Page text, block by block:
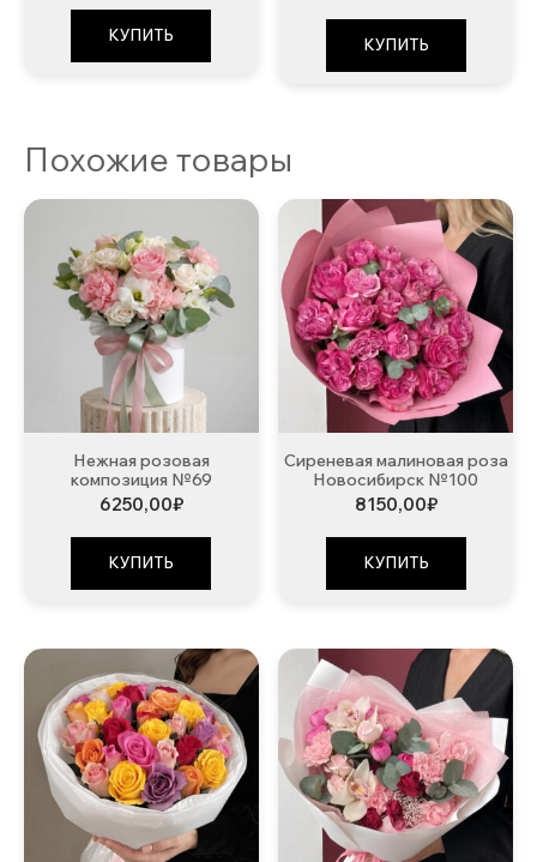
КУПИТЬ
составляла
17950,00₽.
КУПИТЬ
Похожие товары
Нежная розовая
композиция №69
6250,00₽
КУПИТЬ
Сиреневая малиновая роза
Новосибирск №100
8150,00₽
КУПИТЬ